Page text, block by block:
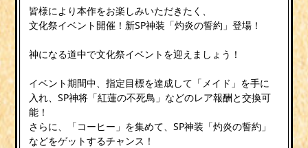
皆様により本作をお楽しみいただきたく、
文化祭イベント開催！新SP神装「灼炎の誓約」登場！
神になる道中で文化祭イベントを迎えましょう！
イベント期間中、指定目標を達成して「メイド」を手に
入れ、SP神将「紅蓮の不死鳥」などのレア報酬と交換可
能！
さらに、「コーヒー」を集めて、SP神装「灼炎の誓約」
などをゲットするチャンス！